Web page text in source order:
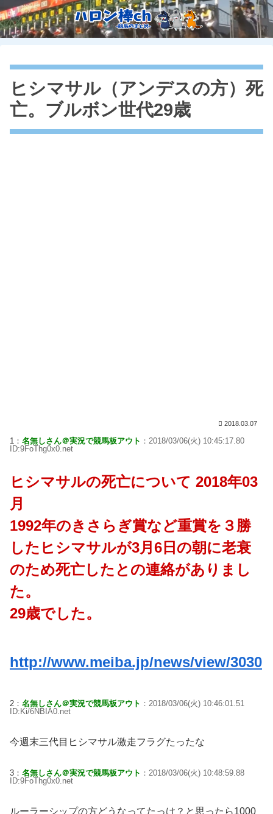
ヒシマサル（アンデスの方）死
亡。ブルボン世代29歳
2018.03.07
1： 名無しさん＠実況で競馬板アウト ：2018/03/06(火) 10:45:17.80
ID:9FoThg0x0.net
ヒシマサルの死亡について 2018年03
月
1992年のきさらぎ賞など重賞を３勝
したヒシマサルが3月6日の朝に老衰
のため死亡したとの連絡がありまし
た。
29歳でした。
http://www.meiba.jp/news/view/3030
2： 名無しさん＠実況で競馬板アウト ：2018/03/06(火) 10:46:01.51
ID:Ki/6NBIA0.net
今週末三代目ヒシマサル激走フラグたったな
3： 名無しさん＠実況で競馬板アウト ：2018/03/06(火) 10:48:59.88
ID:9FoThg0x0.net
ルーラーシップの方どうなってたっけ？と思ったら1000